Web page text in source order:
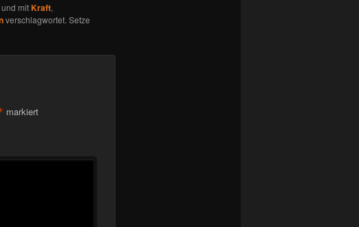
mitKraft,
verschlagwortet. Setze
markiert